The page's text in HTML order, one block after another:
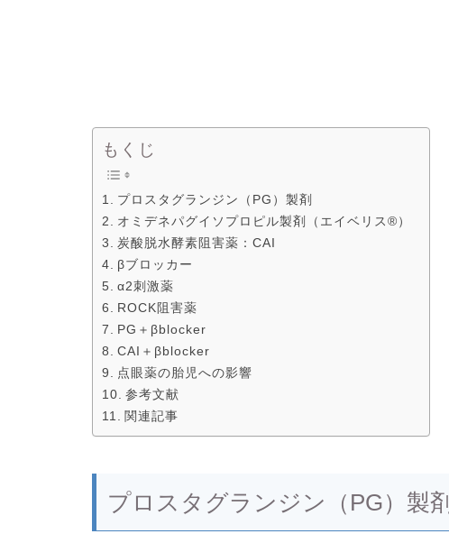
もくじ
プロスタグランジン（PG）製剤
オミデネパグイソプロピル製剤（エイベリス®）
炭酸脱水酵素阻害薬：CAI
βブロッカー
α2刺激薬
ROCK阻害薬
PG＋βblocker
CAI＋βblocker
点眼薬の胎児への影響
参考文献
関連記事
プロスタグランジン（PG）製剤